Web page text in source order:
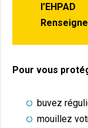
l’EHPAD
Pour vous
buvez
mouillez